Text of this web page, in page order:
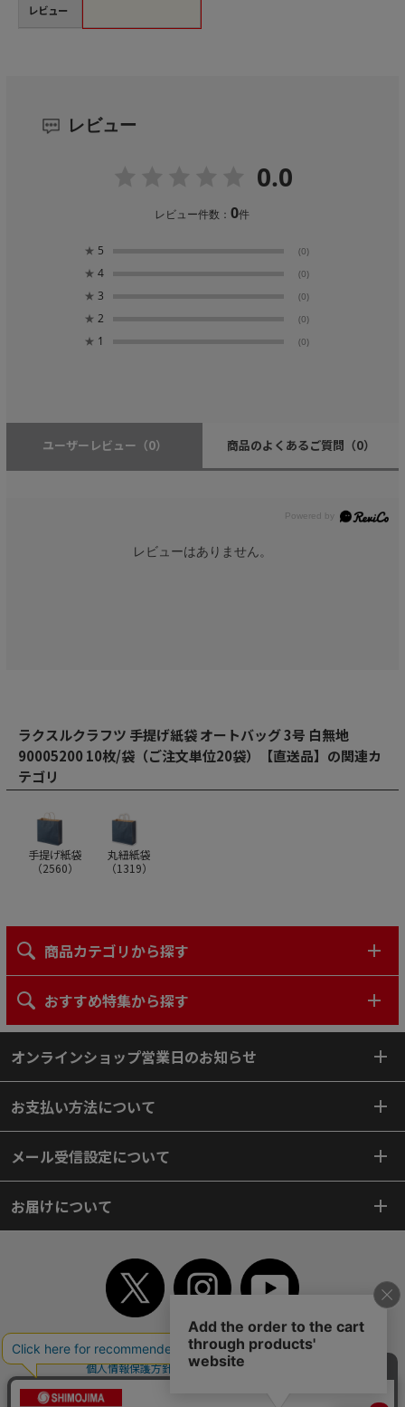
レビュー
レビュー
0.0
レビュー件数：0件
★ 5 (0)
★ 4 (0)
★ 3 (0)
★ 2 (0)
★ 1 (0)
ユーザーレビュー （0） 商品のよくあるご質問 （0）
レビューはありません。
ラクスルクラフツ 手提げ紙袋 オートバッグ 3号 白無地
90005200 10枚/袋（ご注文単位20袋）【直送品】の関連カ
テゴリ
手提げ紙袋
（2560）
丸紐紙袋
（1319）
商品カテゴリから探す
おすすめ特集から探す
オンラインショップ営業日のお知らせ
お支払い方法について
メール受信設定について
お届けについて
TOP 初めてご利用のお客様へ ご利用案内
ご利用規約
個人情報保護方針
特定商取引法
よくあるご質問
サイトマップ